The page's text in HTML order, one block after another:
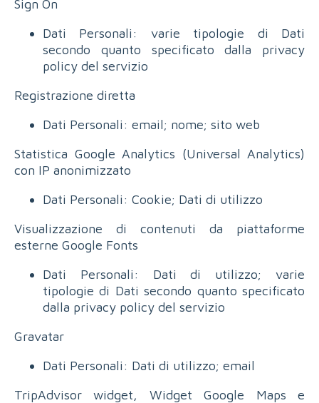
Sign On
Dati Personali: varie tipologie di Dati
secondo quanto specificato dalla privacy
policy del servizio
Registrazione diretta
Dati Personali: email; nome; sito web
Statistica Google Analytics (Universal Analytics)
con IP anonimizzato
Dati Personali: Cookie; Dati di utilizzo
Visualizzazione di contenuti da piattaforme
esterne Google Fonts
Dati Personali: Dati di utilizzo; varie
tipologie di Dati secondo quanto specificato
dalla privacy policy del servizio
Gravatar
Dati Personali: Dati di utilizzo; email
TripAdvisor widget, Widget Google Maps e